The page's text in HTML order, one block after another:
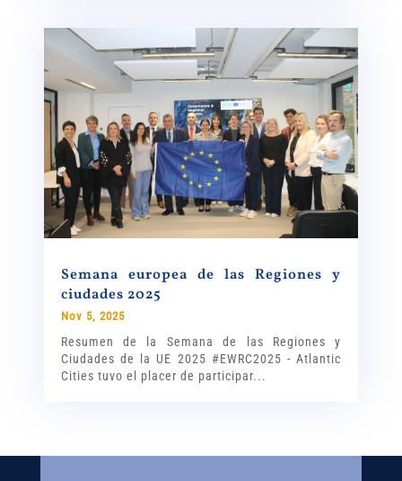
Semana europea de las Regiones y
ciudades 2025
Nov 5, 2025
Resumen de la Semana de las Regiones y
Ciudades de la UE 2025 #EWRC2025 - Atlantic
Cities tuvo el placer de participar...